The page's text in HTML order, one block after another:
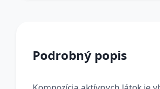
Podrobný popis